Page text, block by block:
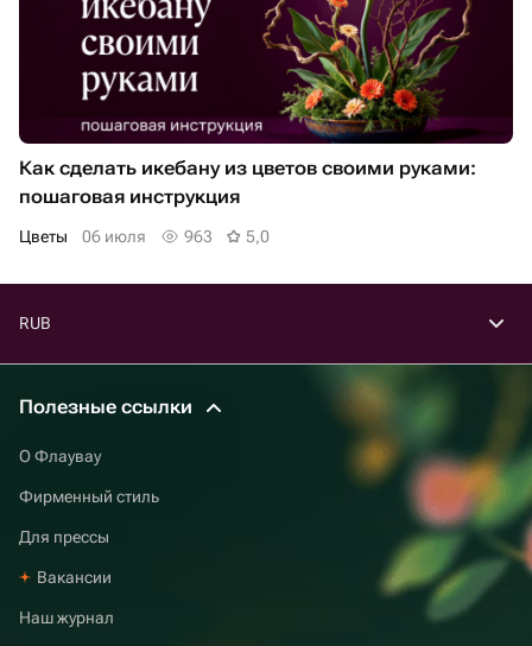
Как сделать икебану из цветов своими руками:
пошаговая инструкция
Цветы 06 июля 963 5,0
RUB
Полезные ссылки
О Флаувау
Фирменный стиль
Для прессы
Вакансии
Наш журнал